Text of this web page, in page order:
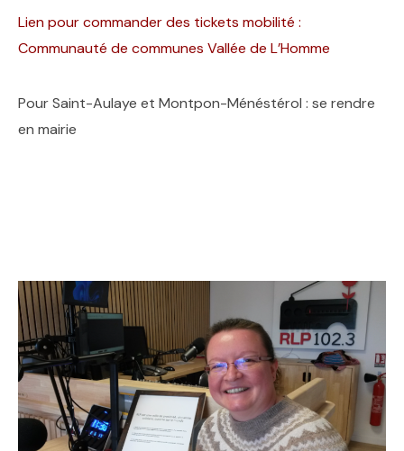
Lien pour commander des tickets mobilité :
Communauté de communes Vallée de L’Homme
Pour Saint-Aulaye et Montpon-Ménéstérol : se rendre
en mairie